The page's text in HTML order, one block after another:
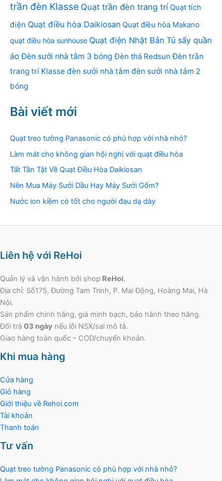
trần đèn Klasse Quạt trần đèn trang trí Quạt tích
điện Quạt điều hòa Daikiosan Quạt điều hòa Makano
quạt điều hòa sunhouse Quạt điện Nhật Bản Tủ sấy quần
áo Đèn sưởi nhà tắm 3 bóng Đèn thả Redsun Đèn trần
trang trí Klasse đèn sưởi nhà tắm đèn sưởi nhà tắm 2
bóng
Bài viết mới
Quạt treo tường Panasonic có phù hợp với nhà nhỏ?
Làm mát cho không gian hội nghị với quạt điều hòa
Tất Tần Tật Về Quạt Điều Hòa Daikiosan
Nên Mua Máy Sưởi Dầu Hay Máy Sưởi Gốm?
Nước ion kiềm có tốt cho người đau dạ dày
Liên hệ với ReHoi
Quản lý và vận hành bởi shop ReHoi.
Địa chỉ: Số175, Đường Tam Trinh, P. Mai Động, Hoàng Mai, Hà
Nội.
Sản phẩm chính hãng, giá minh bạch, bảo hành theo hãng.
Đổi trả 03 ngày nếu lỗi NSX/sai mô tả.
Giao hàng toàn quốc – COD/chuyển khoản.
Khi mua hàng
Cửa hàng
Giỏ hàng
Giới thiệu về Rehoi.com
Tài khoản
Thanh toán
Tư vấn
Quạt treo tường Panasonic có phù hợp với nhà nhỏ?